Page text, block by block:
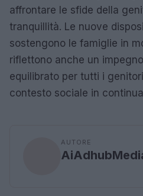
affrontare le sfide della
tranquillità. Le nuove
sostengono le famiglie in
riflettono anche un
equilibrato per tutti i
contesto sociale in
AUTORE